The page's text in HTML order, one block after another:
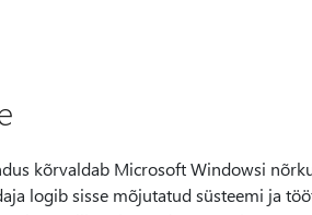
kõrvaldab Microsoft Windowsi
logib sisse mõjutatud süsteemi ja